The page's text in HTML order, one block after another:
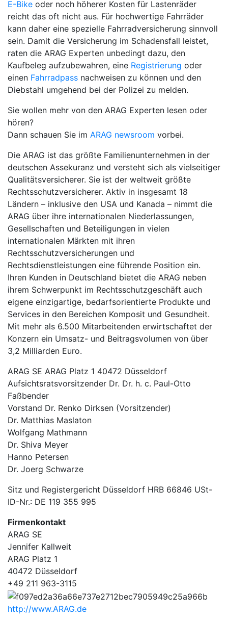
E-Bike oder noch höherer Kosten für Lastenräder
reicht das oft nicht aus. Für hochwertige Fahrräder
kann daher eine spezielle Fahrradversicherung sinnvoll
sein. Damit die Versicherung im Schadensfall leistet,
raten die ARAG Experten unbedingt dazu, den
Kaufbeleg aufzubewahren, eine Registrierung oder
einen Fahrradpass nachweisen zu können und den
Diebstahl umgehend bei der Polizei zu melden.
Sie wollen mehr von den ARAG Experten lesen oder
hören?
Dann schauen Sie im ARAG newsroom vorbei.
Die ARAG ist das größte Familienunternehmen in der
deutschen Assekuranz und versteht sich als vielseitiger
Qualitätsversicherer. Sie ist der weltweit größte
Rechtsschutzversicherer. Aktiv in insgesamt 18
Ländern – inklusive den USA und Kanada – nimmt die
ARAG über ihre internationalen Niederlassungen,
Gesellschaften und Beteiligungen in vielen
internationalen Märkten mit ihren
Rechtsschutzversicherungen und
Rechtsdienstleistungen eine führende Position ein.
Ihren Kunden in Deutschland bietet die ARAG neben
ihrem Schwerpunkt im Rechtsschutzgeschäft auch
eigene einzigartige, bedarfsorientierte Produkte und
Services in den Bereichen Komposit und Gesundheit.
Mit mehr als 6.500 Mitarbeitenden erwirtschaftet der
Konzern ein Umsatz- und Beitragsvolumen von über
3,2 Milliarden Euro.
ARAG SE ARAG Platz 1 40472 Düsseldorf
Aufsichtsratsvorsitzender Dr. Dr. h. c. Paul-Otto
Faßbender
Vorstand Dr. Renko Dirksen (Vorsitzender)
Dr. Matthias Maslaton
Wolfgang Mathmann
Dr. Shiva Meyer
Hanno Petersen
Dr. Joerg Schwarze
Sitz und Registergericht Düsseldorf HRB 66846 USt-
ID-Nr.: DE 119 355 995
Firmenkontakt
ARAG SE
Jennifer Kallweit
ARAG Platz 1
40472 Düsseldorf
+49 211 963-3115
http://www.ARAG.de